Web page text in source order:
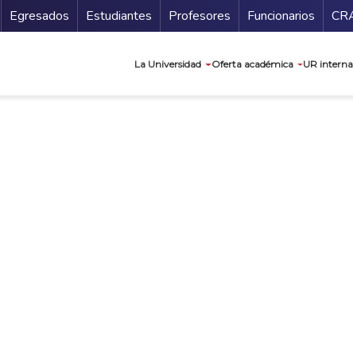
Egresados Estudiantes Profesores Funcionarios
La Universidad Oferta académica UR